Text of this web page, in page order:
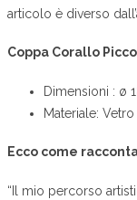
articolo è diverso
Coppa Corallo
Dimensioni : ø
Materiale:
Ecco come
“Il mio percorso